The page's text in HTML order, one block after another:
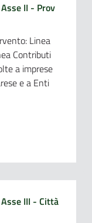
II - Prov
Linea
Contributi
a imprese
e a Enti
III - Città